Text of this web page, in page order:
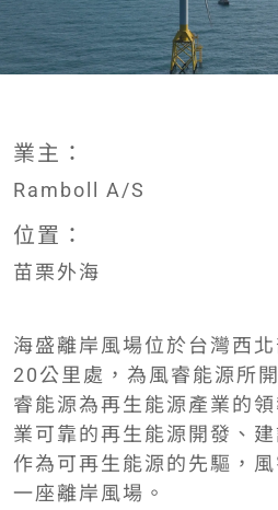
業主：
Ramboll A/S
位置：
苗栗外海
海盛離岸風場位於台灣西
20公里處，為風睿能源所
睿能源為再生能源產業的
業可靠的再生能源開發、
作為可再生能源的先驅，
一座離岸風場。